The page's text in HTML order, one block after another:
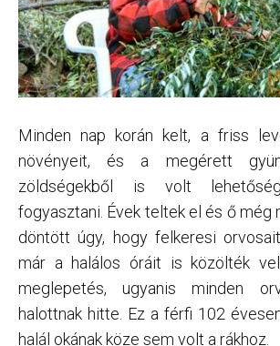
Minden nap korán kelt, a friss
növényeit, és a megérett
zöldségekből is volt
fogyasztani. Évek teltek el és ő még
döntött úgy, hogy felkeresi
már a halálos óráit is közölték
meglepetés, ugyanis minden
halottnak hitte. Ez a férfi 102
halál okának köze sem volt a rákhoz.